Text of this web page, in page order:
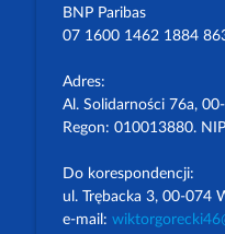
BNP Paribas
07 1600 1462 1884
Adres:
Al. Solidarności 76a,
Regon: 010013880.
Do korespondencji:
ul. Trębacka 3, 00-074
e-mail: